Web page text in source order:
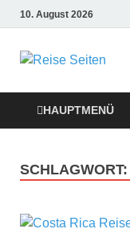
10. August 2026
HAUPTMENÜ
SCHLAGWORT: